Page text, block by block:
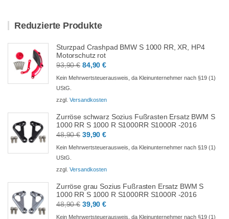
Reduzierte Produkte
Sturzpad Crashpad BMW S 1000 RR, XR, HP4
Motorschutz rot
93,90€ Ursprünglicher
Preis
93,90 €
84,90€Aktueller
Preis
84,90 €.
Kein Mehrwertsteuerausweis, da Kleinunternehmer nach §19 (1)
UStG.
zzgl. Versandkosten
Zurröse schwarz Sozius Fußrasten Ersatz BWM S
1000 RR S 1000 R S1000RR S1000R -2016
48,90€ Ursprünglicher
Preis
48,90 €
39,90€Aktueller
Preis
39,90 €.
Kein Mehrwertsteuerausweis, da Kleinunternehmer nach §19 (1)
UStG.
zzgl. Versandkosten
Zurröse grau Sozius Fußrasten Ersatz BWM S
1000 RR S 1000 R S1000RR S1000R -2016
48,90€ Ursprünglicher
Preis
39,90€Aktueller
Preis
Kein Mehrwertsteuerausweis, da Kleinunternehmer nach §19 (1)